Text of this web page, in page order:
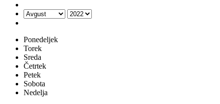
Ponedeljek
Torek
Sreda
Četrtek
Petek
Sobota
Nedelja